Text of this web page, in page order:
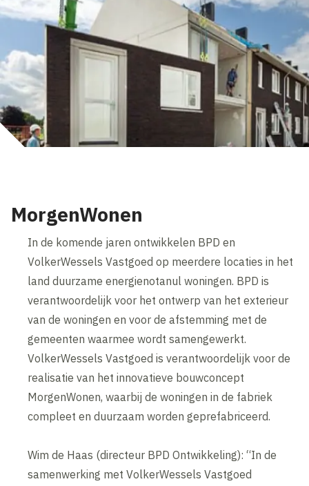
MorgenWonen
In de komende jaren ontwikkelen BPD en
VolkerWessels Vastgoed op meerdere locaties in het
land duurzame energienotanul woningen. BPD is
verantwoordelijk voor het ontwerp van het exterieur
van de woningen en voor de afstemming met de
gemeenten waarmee wordt samengewerkt.
VolkerWessels Vastgoed is verantwoordelijk voor de
realisatie van het innovatieve bouwconcept
MorgenWonen, waarbij de woningen in de fabriek
compleet en duurzaam worden geprefabriceerd.
Wim de Haas (directeur BPD Ontwikkeling): “In de
samenwerking met VolkerWessels Vastgoed